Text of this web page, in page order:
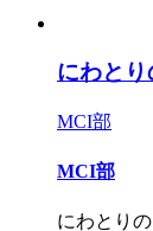
にわと
MCI部
MCI部
にわとり